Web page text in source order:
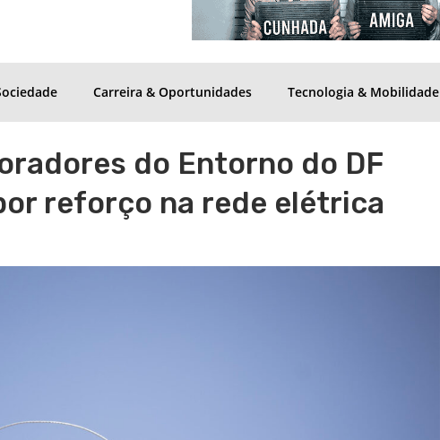
Carreira & Oportunidades Tecnologia & Mobilidade
do Entorno do DF
reforço na rede elétrica